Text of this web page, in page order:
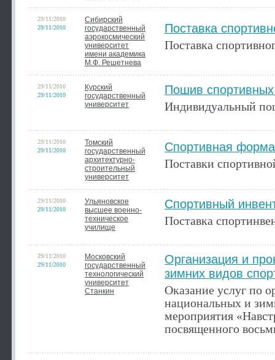
29/11/2010
29/11/2010
Сибирский
государственный
аэрокосмический
университет
имени академика
М.Ф. Решетнева
Поставка
Поставка
29/11/2010
29/11/2010
Курский
государственный
университет
Пошив
Индивидуальный
29/11/2010
29/11/2010
Томский
государственный
архитектурно-
строительный
университет
Спортивная форма
Поставки
29/11/2010
29/11/2010
Ульяновское
высшее военно-
техническое
училище
Спортивный
Поставка
29/11/2010
29/11/2010
Московский
государственный
технологический
университет
Станкин
Организация и
зимних видов
Оказание услуг по
национальных и
мероприятия
посвященного